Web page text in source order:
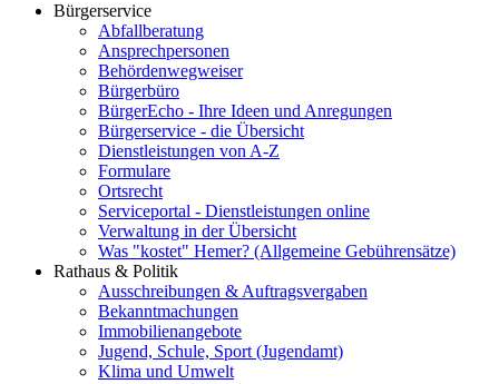
Bürgerservice
Abfallberatung
Ansprechpersonen
Behördenwegweiser
Bürgerbüro
BürgerEcho - Ihre Ideen und Anregungen
Bürgerservice - die Übersicht
Dienstleistungen von A-Z
Formulare
Ortsrecht
Serviceportal - Dienstleistungen online
Verwaltung in der Übersicht
Was "kostet" Hemer? (Allgemeine Gebührensätze)
Rathaus & Politik
Ausschreibungen & Auftragsvergaben
Bekanntmachungen
Immobilienangebote
Jugend, Schule, Sport (Jugendamt)
Klima und Umwelt